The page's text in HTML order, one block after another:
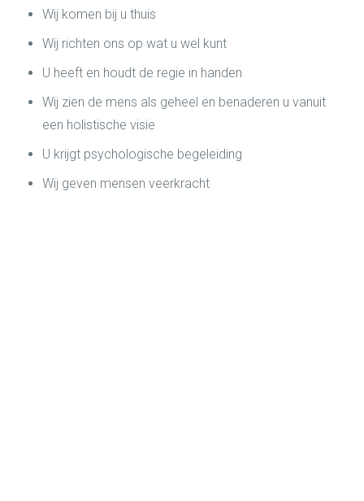
Wij komen bij u thuis
Wij richten ons op wat u wel kunt
U heeft en houdt de regie in handen
Wij zien de mens als geheel en benaderen u vanuit
een holistische visie
U krijgt psychologische begeleiding
Wij geven mensen veerkracht